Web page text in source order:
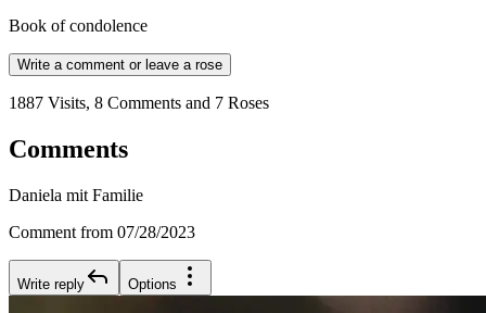
Book of condolence
Write a comment or leave a rose
1887 Visits, 8 Comments and 7 Roses
Comments
Daniela mit Familie
Comment from 07/28/2023
Write reply Options